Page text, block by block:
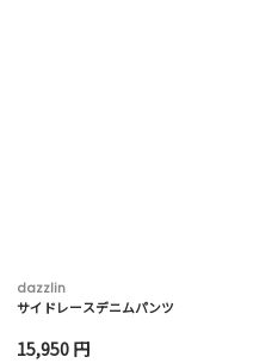
dazzlin
サイドレースデニムパンツ
15,950 円